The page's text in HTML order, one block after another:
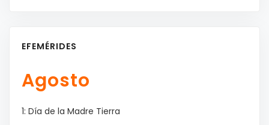
EFEMÉRIDES
Agosto
1: Día de la Madre Tierra